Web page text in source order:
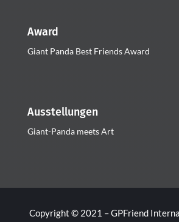
Award
Giant Panda Best Friends Award
Ausstellungen
Giant-Panda meets Art
Copyright © 2021 – GPFriend